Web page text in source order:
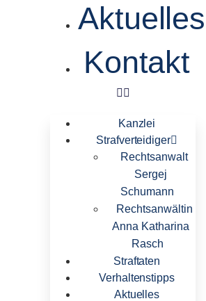
Aktuelles
Kontakt
Kanzlei
Strafverteidiger
Rechtsanwalt
Sergej
Schumann
Rechtsanwältin
Anna Katharina
Rasch
Straftaten
Verhaltenstipps
Aktuelles